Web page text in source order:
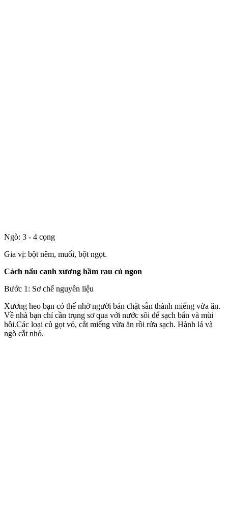
Ngò: 3 - 4 cọng
Gia vị: bột nêm, muối, bột ngọt.
Cách nấu canh xương hầm rau củ ngon
Bước 1: Sơ chế nguyên liệu
Xương heo bạn có thể nhờ người bán chặt sẵn thành miếng vừa ăn.
Về nhà bạn chỉ cần trụng sơ qua với nước sôi để sạch bẩn và mùi
hôi.Các loại củ gọt vỏ, cắt miếng vừa ăn rồi rửa sạch. Hành lá và
ngò cắt nhỏ.